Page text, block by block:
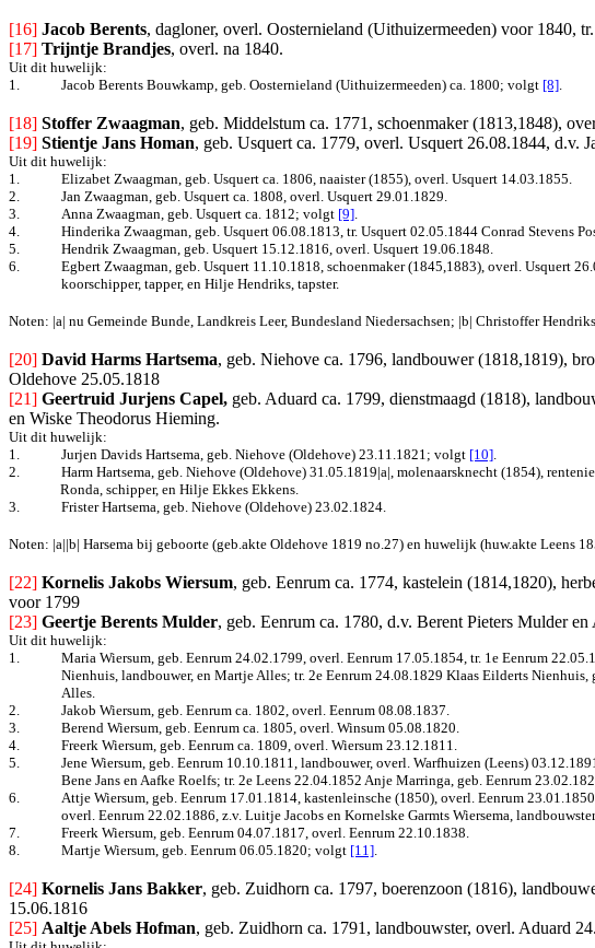
[16] Jacob Berents, dagloner, overl. Oosternieland (Uithuizermeeden) voor 1840,
[17] Trijntje Brandjes, overl. na 1840.
Uit dit huwelijk:
1.
Jacob Berents Bouwkamp, geb. Oosternieland (Uithuizermeeden) ca. 1800; volgt [8].
[18] Stoffer Zwaagman, geb. Middelstum ca. 1771, schoenmaker (1813,1848),
[19] Stientje Jans Homan, geb. Usquert ca. 1779, overl. Usquert 26.08.1844, d.v.
Uit dit huwelijk:
1.
Elizabet Zwaagman, geb. Usquert ca. 1806, naaister (1855), overl. Usquert 14.03.1855.
2.
Jan Zwaagman, geb. Usquert ca. 1808, overl. Usquert 29.01.1829.
3.
Anna Zwaagman, geb. Usquert ca. 1812; volgt [9].
4.
Hinderika Zwaagman, geb. Usquert 06.08.1813, tr. Usquert 02.05.1844 Conrad Stevens
5.
Hendrik Zwaagman, geb. Usquert 15.12.1816, overl. Usquert 19.06.1848.
6.
Egbert Zwaagman, geb. Usquert 11.10.1818, schoenmaker (1845,1883), overl. Usquert
koorschipper, tapper, en Hilje Hendriks, tapster.
Noten: |a| nu Gemeinde Bunde, Landkreis Leer, Bundesland Niedersachsen; |b| Christoffer
[20] David Harms Hartsema, geb. Niehove ca. 1796, landbouwer (1818,1819),
Oldehove 25.05.1818
[21] Geertruid Jurjens Capel, geb. Aduard ca. 1799, dienstmaagd (1818),
en Wiske Theodorus Hieming.
Uit dit huwelijk:
1.
Jurjen Davids Hartsema, geb. Niehove (Oldehove) 23.11.1821; volgt [10].
2.
Harm Hartsema, geb. Niehove (Oldehove) 31.05.1819|a|, molenaarsknecht (1854),
Ronda, schipper, en Hilje Ekkes Ekkens.
3.
Frister Hartsema, geb. Niehove (Oldehove) 23.02.1824.
Noten: |a||b| Ha­rsema bij geboorte (geb.akte Oldehove 1819 no.27) en huwelijk (huw.akte Leens
[22] Kornelis Jakobs Wiersum, geb. Eenrum ca. 1774, kastelein (1814,1820),
voor 1799
[23] Geertje Berents Mulder, geb. Eenrum ca. 1780, d.v. Berent Pieters Mulder
Uit dit huwelijk:
1.
Maria Wiersum, geb. Eenrum 24.02.1799, overl. Eenrum 17.05.1854, tr. 1e Eenrum
Nienhuis, landbouwer, en Martje Alles; tr. 2e Eenrum 24.08.1829 Klaas Eilderts
Alles.
2.
Jakob Wiersum, geb. Eenrum ca. 1802, overl. Eenrum 08.08.1837.
3.
Berend Wiersum, geb. Eenrum ca. 1805, overl. Winsum 05.08.1820.
4.
Freerk Wiersum, geb. Eenrum ca. 1809, overl. Wiersum 23.12.1811.
5.
Jene Wiersum, geb. Eenrum 10.10.1811, landbouwer, overl. Warfhuizen (Leens)
Bene Jans en Aafke Roelfs; tr. 2e Leens 22.04.1852 Anje Marringa, geb. Eenrum
6.
Attje Wiersum, geb. Eenrum 17.01.1814, kastenleinsche (1850), overl. Eenrum
overl. Eenrum 22.02.1886, z.v. Luitje Jacobs en Kornelske Garmts Wiersema,
7.
Freerk Wiersum, geb. Eenrum 04.07.1817, overl. Eenrum 22.10.1838.
8.
Martje Wiersum, geb. Eenrum 06.05.1820; volgt [11].
[24] Kornelis Jans Bakker, geb. Zuidhorn ca. 1797, boerenzoon (1816),
15.06.1816
[25] Aaltje Abels Hofman, geb. Zuidhorn ca. 1791, landbouwster, overl. Aduard